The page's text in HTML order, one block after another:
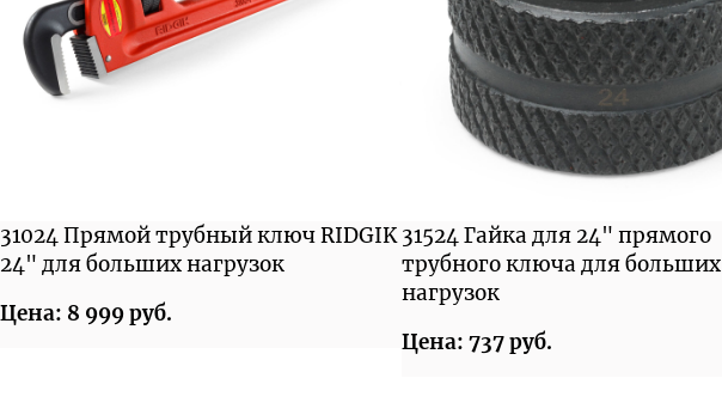
31024 Прямой трубный ключ RIDGIK
24" для больших нагрузок
Цена: 8 999 руб.
31524 Гайка для 24" прямого
трубного ключа для больших
нагрузок
Цена: 737 руб.